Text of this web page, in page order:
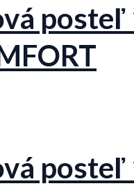
posteľ
posteľ